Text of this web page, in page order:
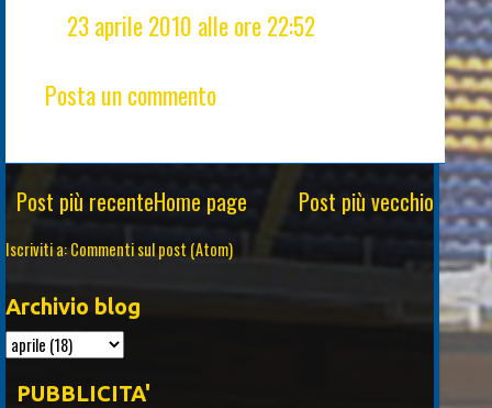
23 aprile 2010 alle ore 22:52
Posta un commento
Post più recente Post più vecchio
Home page
Iscriviti a:Commenti sul post (Atom)
Archivio blog
PUBBLICITA'